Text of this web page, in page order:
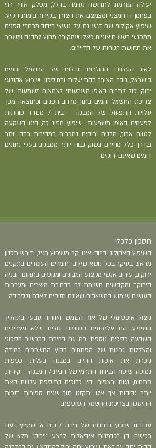
יעילה הגורמת לתחושה נעימה בחלל, מסלק אוויר רווי
בפחמן דו חמצני ומצמצם את הצורך בקירור בימות הקיץ.
שיפוץ אקולוגי שם דגש גם על נושאי בידוד מרחבי הפנים
ממפגעי רעש חיצוניים כאלו שמקורם מחוץ למבנה ומשפר
את תחושת הנוחות של הדיירים.
לאור העלויות ההולכות וגדלות של החשמל והמים
בישראל, גובר הצורך בהתייעלות ובחיסכון, שיפוץ אקולוגי
ירוק יכול לתרום באופן משמעותי לצמצום משמעותי של
צריכת החשמל והמים בתוך מרחב הפנים וכתוצאה מכך
עלויות התפעול של המבנה – בית / משרד פוחתות
לפעמים באופן משמעותי, שיפוץ מסוג זה, הינו השקעה
לטווח ארוך, מבנים ירוקים נמכרים במהירות רבה יותר
ובדרך כלל מחירם בשוק גבוה יותר ממבנים בעלי נתונים
דומים שאינם ירוקים.
חסכון כלכלי
השיפוץ האקולוגי ברובו אינו יקר משיפוץ רגיל, ודורש תכנון
מראש בעיקר בכל נושא שילובי חומרים העומדים בתקנים
ירוקים, עירוב אנשי מקצוע המבינים ומנוסים בתחום הבניה
הירוקה ומקדישים תשומת לב בבחירת מוצרים ומערכות
העושים שימוש במשאבים שאינם מזיקים לאדם ולסביבה.
ניצול אופטימלי של אור השמש ואוורור טבעי בתהליך
השיפוץ, הם אלמנטים פשוטים וזולים שלא מצריכים
השקעה כספית נוספת, כמו גם בחירת במכשור חסכוני
והצללות נכונות של הפתחים בקיץ המשפרים במידה
ניכרת את איכות החיים במבנה בעלות כספית
נמוכה, שיפור הבידוד התרמי של הבית / המבנה – קירות,
פתחים, גגות ורצפות יהיו כרוכים בתוספת עלויות קצת
יותר גבוהות, אך אלו יתקזזו תוך שנים ספורות בזכות
החיסכון בצריכת החשמל השוטפת.
עבודות שיפוץ נרחבות של דירה / בית או שיפוץ בעת
רכישה, הן הזדמנות אידיאלית לבצע "יירוק" מלא של